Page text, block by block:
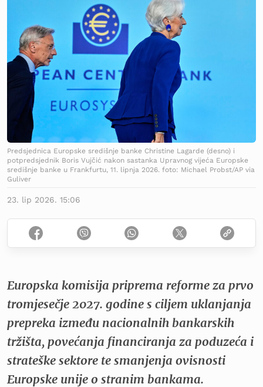
Predsjednica Europske središnje banke Christine Lagarde (desno) i
potpredsjednik Boris Vujčić nakon sastanka Upravnog vijeća Europske
središnje banke u Frankfurtu, 11. lipnja 2026. foto: Michael Probst/AP via
Guliver
23. lip 2026. 15:06
Europska komisija priprema reforme za prvo
tromjesečje 2027. godine s ciljem uklanjanja
prepreka između nacionalnih bankarskih
tržišta, povećanja financiranja za poduzeća i
strateške sektore te smanjenja ovisnosti
Europske unije o stranim bankama.